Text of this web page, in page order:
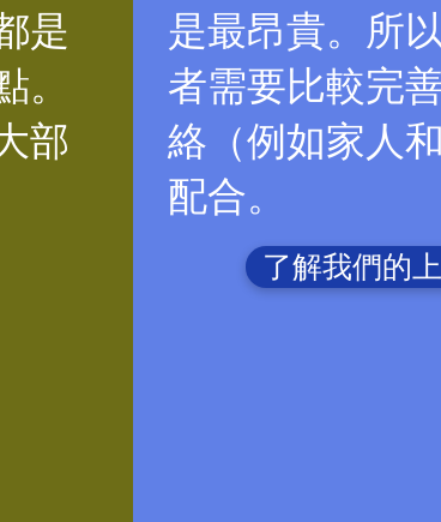
是
。
部
是最昂貴。所
者需要比較完
絡（例如家人
配合。
了解我們的